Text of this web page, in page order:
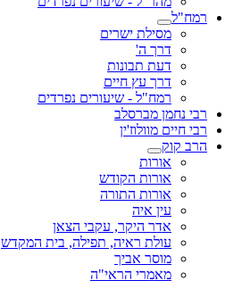
רמח"ל
מסילת ישרים
דרך ה'
דעת תבונות
דרך עץ חיים
רמח"ל - שיעורים נפרדים
רבי נחמן מברסלב
רבי חיים מוולוז'ין
הרב קוק
אורות
אורות הקודש
אורות התורה
עין איה
אדר היקר, עקבי הצאן
עולת ראיה, תפילה, בית המקדש
מוסר אביך
מאמרי הראי"ה